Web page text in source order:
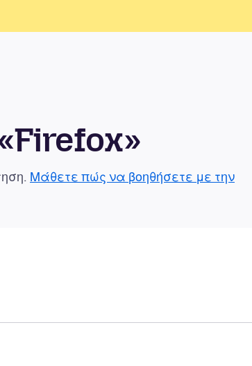
Μάθετε πώς να βοηθήσετε με την